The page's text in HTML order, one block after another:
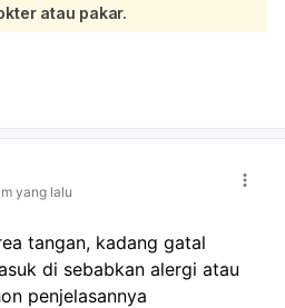
keputihan bisa putih, abu-abu,
disertai bau tidak sedap.
tertentu juga bisa
bersih dan kering, pakai
dan hindari sabun kewanitaan
Kalau bintiknya makin
nyeri saat BAK, perih,
dalam beberapa hari,
dokter spesialis obstetri dan
atau pakar.
yang lalu
tangan, kadang gatal
di sebabkan alergi atau
penjelasannya